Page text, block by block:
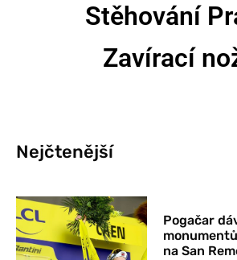
Stěhování
Zavírací
Nejčtenější
Pogačar
na San